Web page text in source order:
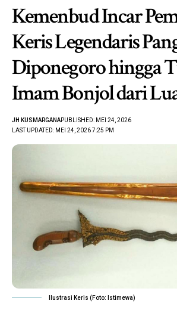
Kemenbud Incar
Keris Legendaris
Diponegoro hingga
Imam Bonjol dari
LAST UPDATED: MEI 24, 2026 7:25 PM
JH KUSMARGANAPUBLISHED: MEI 24, 2026
Ilustrasi Keris (Foto: Istimewa)